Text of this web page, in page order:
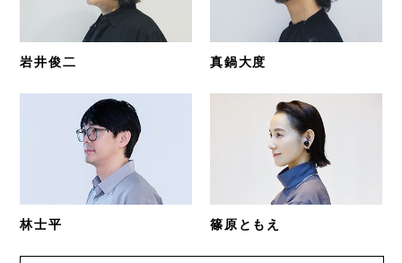
岩井俊二 真鍋大度
林士平 篠原ともえ